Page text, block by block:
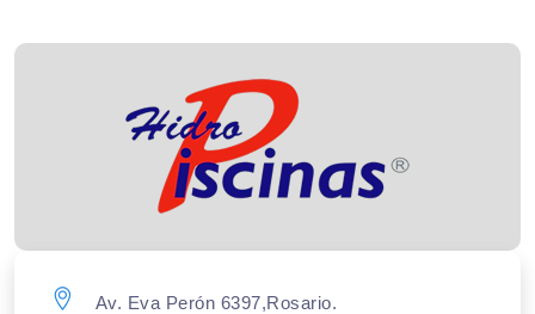
Av. Eva Perón 6397,Rosario.